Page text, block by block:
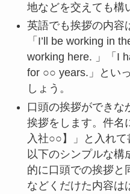
地などを交えても構
英語でも挨拶の内容
「I’ll be working in
working here. 」「I
for ○○ years.」とい
しょう。
口頭の挨拶ができな
挨拶をします。件
入社○○】」と入れ
以下のシンプルな構
的に口頭での挨拶と
などくだけた内容は